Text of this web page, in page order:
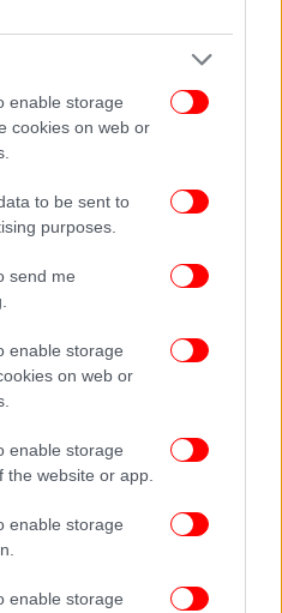
enable storage
cookies on web or
to be sent to
purposes.
send me
enable storage
on web or
enable storage
the website or app.
enable storage
enable storage
του υιού Χαμενεΐ στην
σκιάς στο κέντρο της
το βαρέλι το πετρέλαιο,
μαιευτήρας που
πορνογραφία -Είχε
εγγονιών του